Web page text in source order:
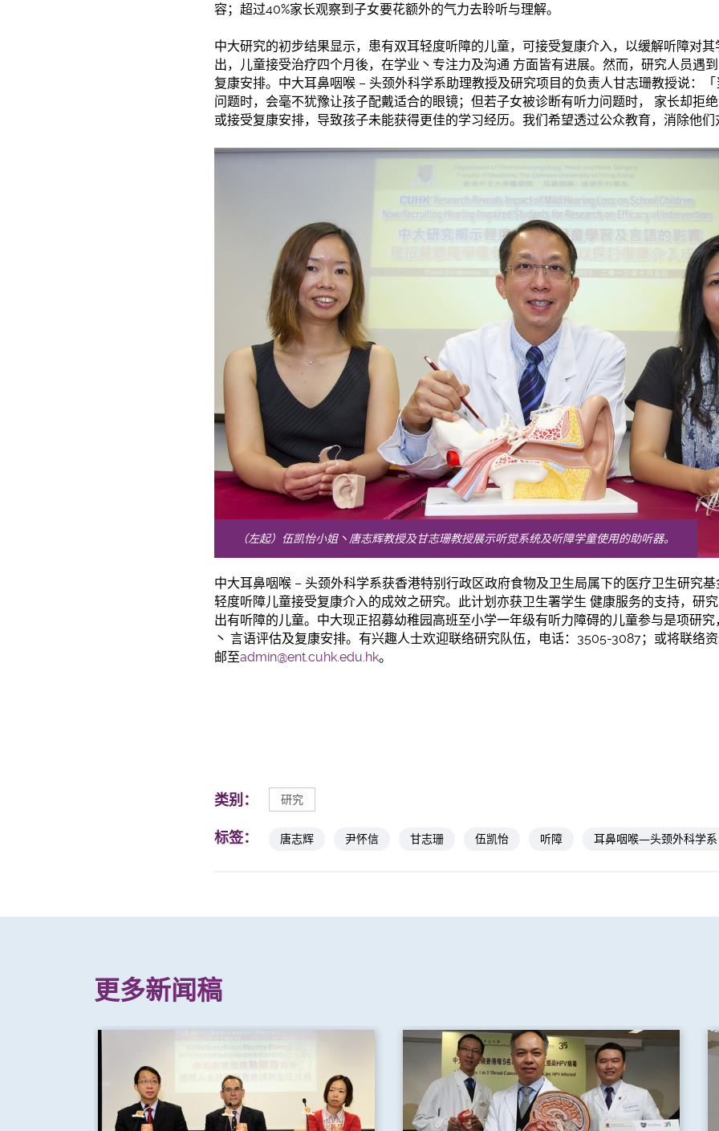
容；超过40%家长观察到子女要花额外的气力去聆听与理解。
中大研究的初步结果显示，患有双耳轻度听障的儿童，可接受复康介入，以缓解听障对
出，儿童接受治疗四个月後，在学业丶专注力及沟通 方面皆有进展。然而，研究人员遇
复康安排。中大耳鼻咽喉 – 头颈外科学系助理教授及研究项目的负责人甘志珊教授说：
问题时，会毫不犹豫让孩子配戴适合的眼镜；但若子女被诊断有听力问题时， 家长却拒
或接受复康安排，导致孩子未能获得更佳的学习经历。我们希望透过公众教育，消除他
（左起）伍凯怡小姐丶唐志辉教授及甘志珊教授展示听觉系统及听障学童使用的助听器。
中大耳鼻咽喉 – 头颈外科学系获香港特别行政区政府食物及卫生局属下的医疗卫生研究
轻度听障儿童接受复康介入的成效之研究。此计划亦获卫生署学生 健康服务的支持，研
出有听障的儿童。中大现正招募幼稚园高班至小学一年级有听力障碍的儿童参与是项研
丶 言语评估及复康安排。有兴趣人士欢迎联络研究队伍，电话：3505-3087；或将联络
邮至admin@ent.cuhk.edu.hk。
类别： 研究
标签： 唐志辉 尹怀信 甘志珊 伍凯怡 听障 耳鼻咽喉—头颈外科学系
更多新闻稿